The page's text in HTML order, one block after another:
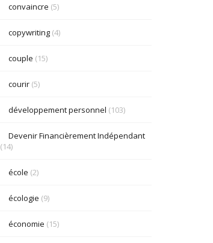
convaincre (5)
copywriting(4)
couple (15)
courir(5)
développement personnel (103)
Devenir Financièrement Indépendant
(14)
école (2)
écologie (9)
économie (15)